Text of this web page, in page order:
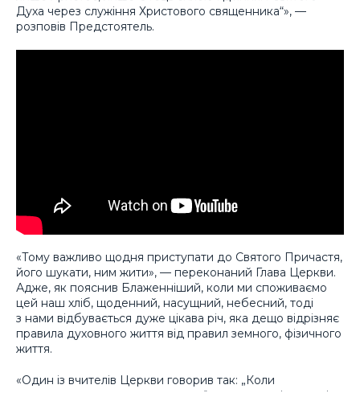
Духа через служіння Христового священника“», —
розповів Предстоятель.
«Тому важливо щодня приступати до Святого Причастя,
його шукати, ним жити», — переконаний Глава Церкви.
Адже, як пояснив Блаженніший, коли ми споживаємо
цей наш хліб, щоденний, насущний, небесний, тоді
з нами відбувається дуже цікава річ, яка дещо відрізняє
правила духовного життя від правил земного, фізичного
життя.
«Один із вчителів Церкви говорив так: „Коли